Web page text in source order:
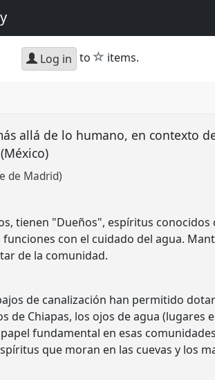
Log in to star
items.
allá de lo humano, en contexto
de Madrid)
tienen "Dueños", espíritus conocidos
con el cuidado del agua.
de la comunidad.
de canalización han permitido
de Chiapas, los ojos de agua (lugares
fundamental en esas
que moran en las cuevas y los